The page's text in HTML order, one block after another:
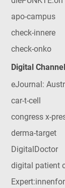
apo-campus
check-innere
check-onko
Digital
eJournal:
car-t-cell
congress x-
derma-target
DigitalDoctor
digital patient